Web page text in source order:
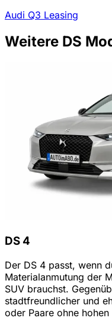
Audi Q3 Leasing
Weitere DS
DS 4
Der DS 4 passt, wenn
Materialanmutung der
SUV brauchst.
stadtfreundlicher und
oder Paare ohne